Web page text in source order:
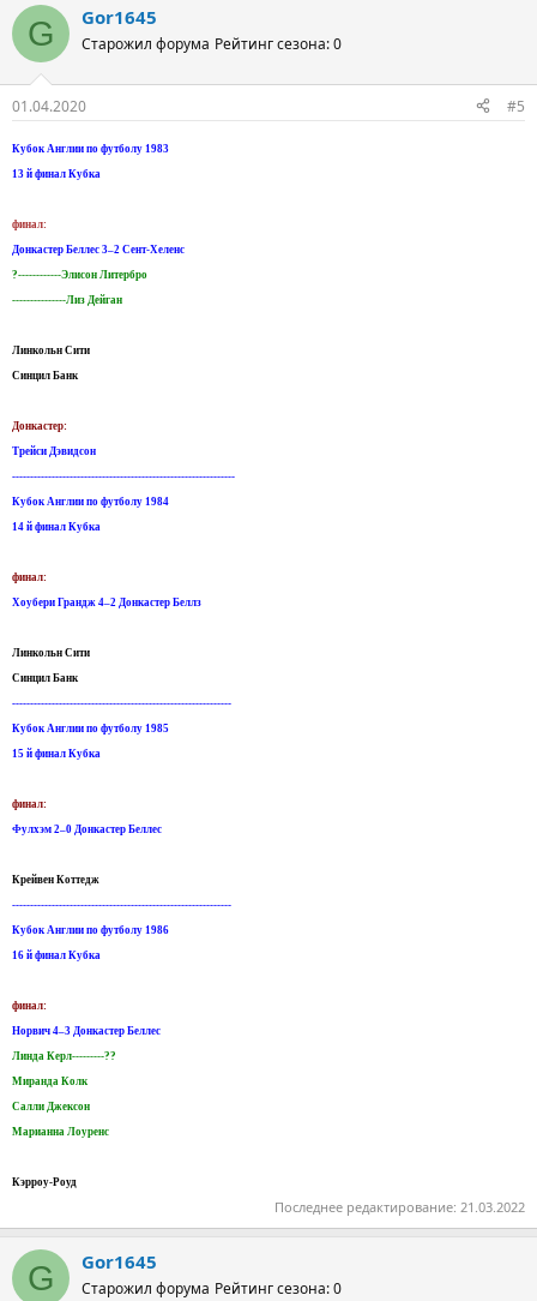
G Gor1645
Старожил форума Рейтинг сезона: 0
01.04.2020 #5
Кубок Англии по футболу 1983
13 й финал Кубка
финал:
Донкастер Беллес 3–2 Сент-Хеленс
?------------Элисон Литербро
---------------Лиз Дейган
Линкольн Сити
Синцил Банк
Донкастер:
Трейси Дэвидсон
--------------------------------------------------------------
Кубок Англии по футболу 1984
14 й финал Кубка
финал:
Хоубери Грандж 4–2 Донкастер Беллз
Линкольн Сити
Синцил Банк
-------------------------------------------------------------
Кубок Англии по футболу 1985
15 й финал Кубка
финал:
Фулхэм 2–0 Донкастер Беллес
Крейвен Коттедж
-------------------------------------------------------------
Кубок Англии по футболу 1986
16 й финал Кубка
финал:
Норвич 4–3 Донкастер Беллес
Линда Керл---------??
Миранда Колк
Салли Джексон
Марианна Лоуренс
Кэрроу-Роуд
Последнее редактирование: 21.03.2022
G Gor1645
Старожил форума Рейтинг сезона: 0